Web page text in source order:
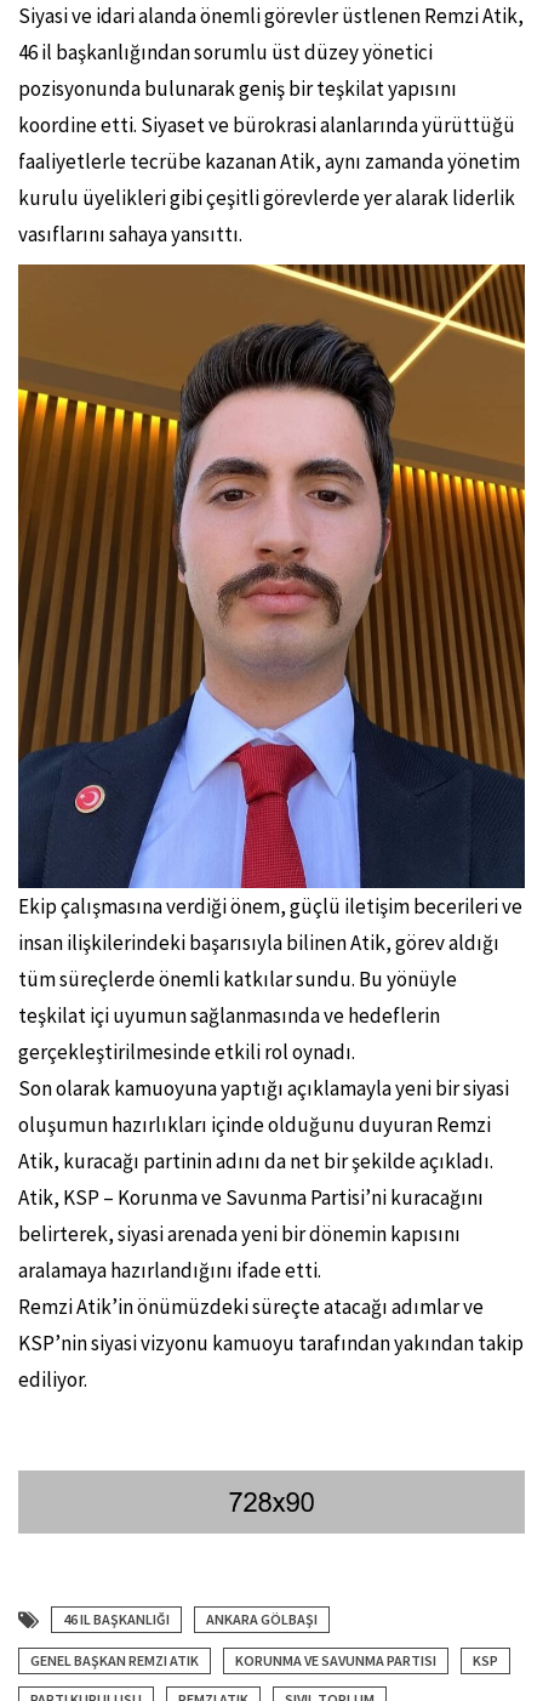
Siyasi ve idari alanda önemli görevler üstlenen Remzi Atik,
46 il başkanlığından sorumlu üst düzey yönetici
pozisyonunda bulunarak geniş bir teşkilat yapısını
koordine etti. Siyaset ve bürokrasi alanlarında yürüttüğü
faaliyetlerle tecrübe kazanan Atik, aynı zamanda yönetim
kurulu üyelikleri gibi çeşitli görevlerde yer alarak liderlik
vasıflarını sahaya yansıttı.
Ekip çalışmasına verdiği önem, güçlü iletişim becerileri ve
insan ilişkilerindeki başarısıyla bilinen Atik, görev aldığı
tüm süreçlerde önemli katkılar sundu. Bu yönüyle
teşkilat içi uyumun sağlanmasında ve hedeflerin
gerçekleştirilmesinde etkili rol oynadı.
Son olarak kamuoyuna yaptığı açıklamayla yeni bir siyasi
oluşumun hazırlıkları içinde olduğunu duyuran Remzi
Atik, kuracağı partinin adını da net bir şekilde açıkladı.
Atik, KSP – Korunma ve Savunma Partisi’ni kuracağını
belirterek, siyasi arenada yeni bir dönemin kapısını
aralamaya hazırlandığını ifade etti.
Remzi Atik’in önümüzdeki süreçte atacağı adımlar ve
KSP’nin siyasi vizyonu kamuoyu tarafından yakından takip
ediliyor.
46 IL BAŞKANLIĞI ANKARA GÖLBAŞI
GENEL BAŞKAN REMZI ATIK KORUNMA VE SAVUNMA PARTISI KSP